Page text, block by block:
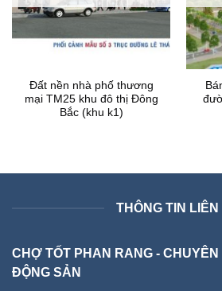
Đất nền nhà phố thương
mại TM25 khu đô thị Đông
Bắc (khu k1)
THÔNG TIN LIÊN
CHỢ TỐT PHAN RANG -
ĐỘNG SẢN